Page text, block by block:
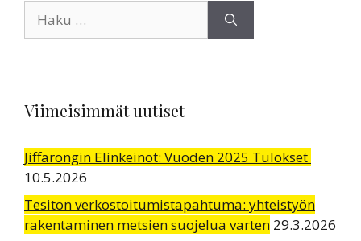
Viimeisimmät uutiset
Jiffarongin Elinkeinot: Vuoden 2025 Tulokset
10.5.2026
Tesiton verkostoitumistapahtuma: yhteistyön
rakentaminen metsien suojelua varten 29.3.2026